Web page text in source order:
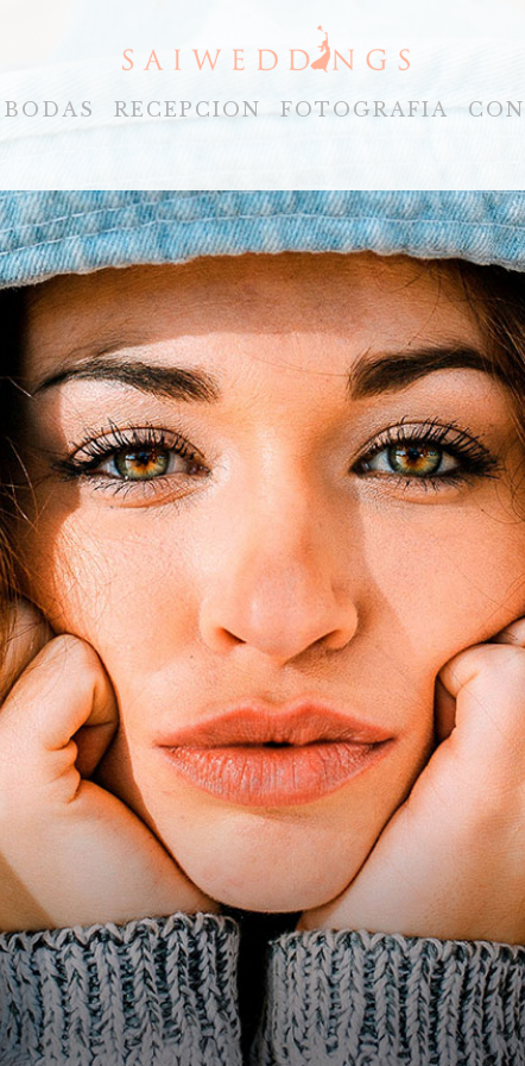
BODAS RECEPCION FOTOGRAFIA